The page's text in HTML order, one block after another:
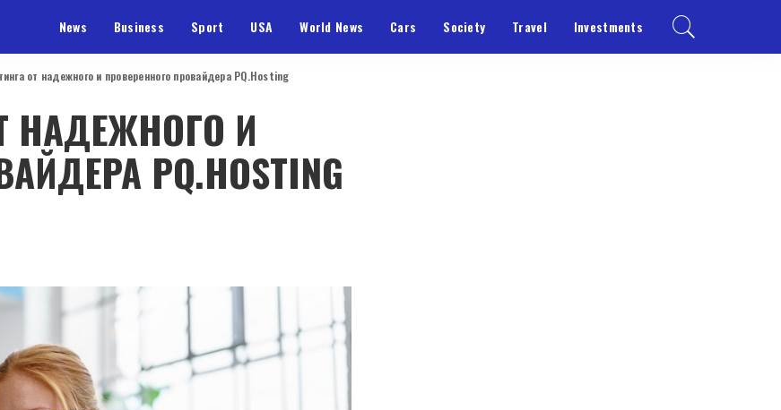
News Business Sport USA World News Cars Society Travel Investments
от надежного и проверенного провайдера PQ.Hosting
НАДЕЖНОГО И
PQ.HOSTING